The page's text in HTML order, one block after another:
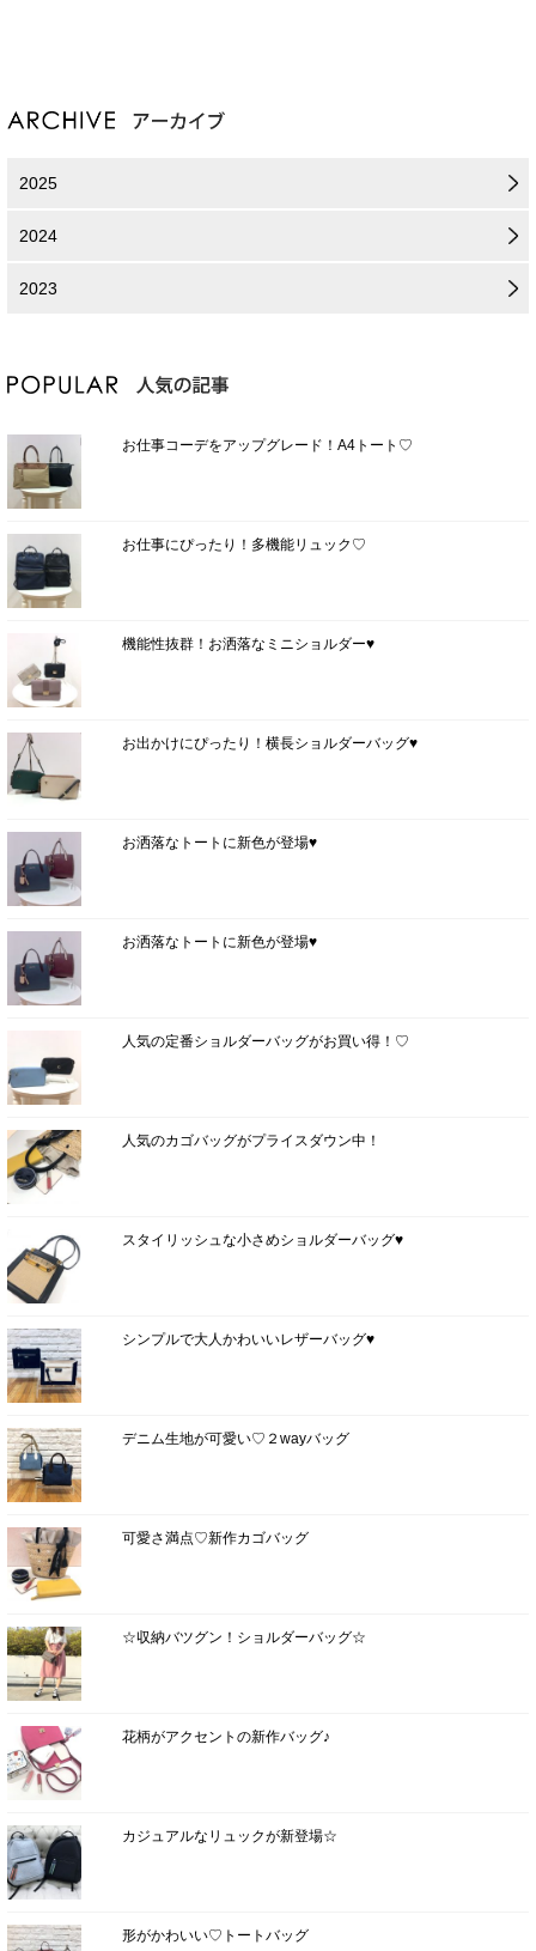
2025
2024
2023
お仕事コーデをアップグレード！A4トート♡
お仕事にぴったり！多機能リュック♡
機能性抜群！お洒落なミニショルダー♥
お出かけにぴったり！横長ショルダーバッグ♥
お洒落なトートに新色が登場♥
お洒落なトートに新色が登場♥
人気の定番ショルダーバッグがお買い得！♡
人気のカゴバッグがプライスダウン中！
スタイリッシュな小さめショルダーバッグ♥
シンプルで大人かわいいレザーバッグ♥
デニム生地が可愛い♡２wayバッグ
可愛さ満点♡新作カゴバッグ
☆収納バツグン！ショルダーバッグ☆
花柄がアクセントの新作バッグ♪
カジュアルなリュックが新登場☆
形がかわいい♡トートバッグ